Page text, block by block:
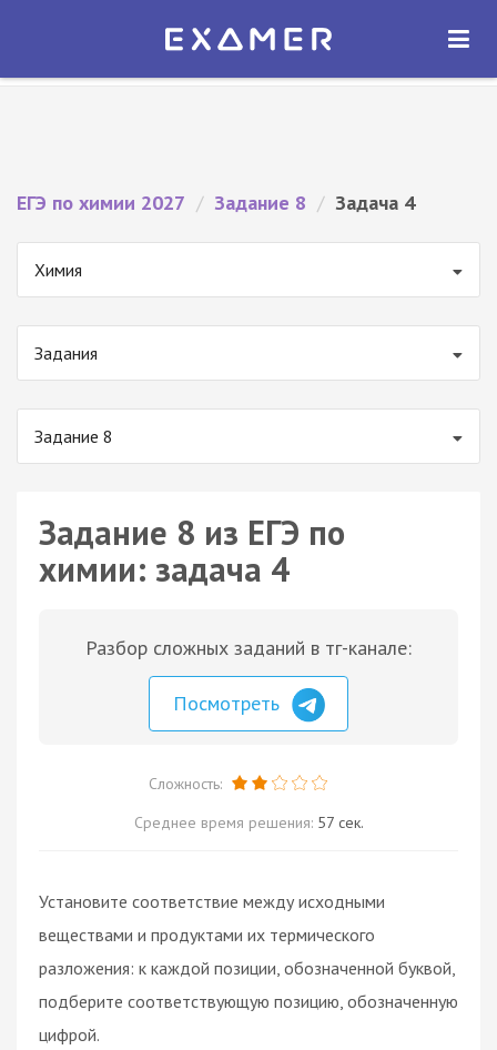
Экзамер — ЕГЭ 2027
ОТКРЫТЬ
ЕГЭ по химии 2027 / Задание 8 / Задача 4
Химия
Задания
Задание 8
Задание 8 из ЕГЭ по
химии: задача 4
Разбор сложных заданий в тг-канале:
Посмотреть
Сложность:
Среднее время решения: 57 сек.
Установите соответствие между исходными
веществами и продуктами их термического
разложения: к каждой позиции, обозначенной буквой,
подберите соответствующую позицию, обозначенную
цифрой.